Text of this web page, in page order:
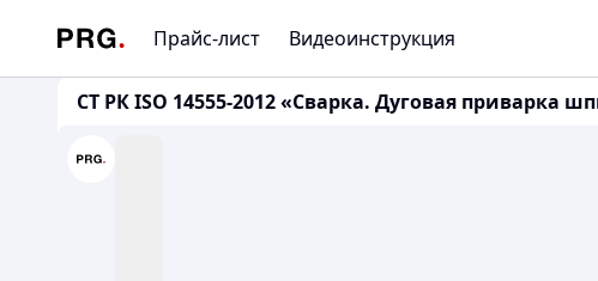
Прайс-лист Видеоинструкция
СТ РК ISO 14555-2012 «Сварка. Дуговая приварка